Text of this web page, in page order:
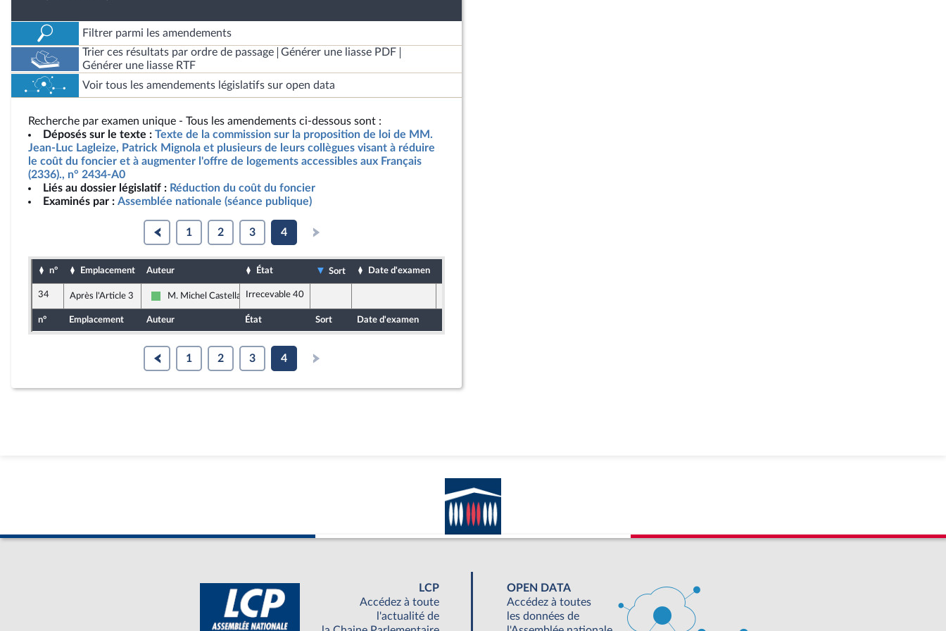
Filtrer parmi les amendements
Trier ces résultats par ordre de passage
Générer une liasse PDF
Générer une liasse RTF
Voir tous les amendements législatifs sur open data
Recherche par examen unique - Tous les amendements ci-dessous sont :
Déposés sur le texte : Texte de la commission sur la proposition de loi de MM.
Jean-Luc Lagleize, Patrick Mignola et plusieurs de leurs collègues visant à réduire
le coût du foncier et à augmenter l'offre de logements accessibles aux Français
(2336)., n° 2434-A0
Liés au dossier législatif : Réduction du coût du foncier
Examinés par : Assemblée nationale (séance publique)
1 2 3 4
n° Emplacement Auteur État Sort Date d'examen
34 Après l'Article 3
Libertés et Territoires
M. Michel CastellaniIrrecevable 40
n° Emplacement Auteur État Sort Date d'examen
1 2 3 4
LCP
Accédez à toute
l'actualité de
OPEN DATA
Accédez à toutes
les données de